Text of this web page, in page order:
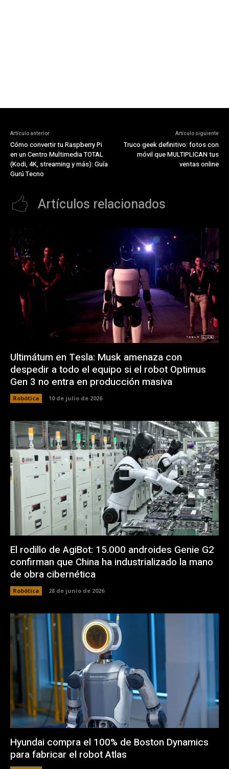
Artículo anterior
Cómo convertir tu Raspberry Pi
en un Centro Multimedia TOTAL
(Kodi, 4K, streaming y más): Guía
Gurú Tecno
Artículo siguiente
Truco geek definitivo: fotos con
móvil que MULTIPLICAN tus
ventas online
Artículos relacionados
Ultimátum en Tesla: Musk amenaza con
despedir a todo el equipo si el robot Optimus
Gen 3 no entra en producción masiva
Robótica 10 de julio de 2026
El rodillo de AgiBot: 15.000 androides Genie G2
confirman que China ha industrializado la mano
de obra cibernética
Robótica 28 de junio de 2026
Hyundai compra el 100% de Boston Dynamics
para fabricar el robot Atlas